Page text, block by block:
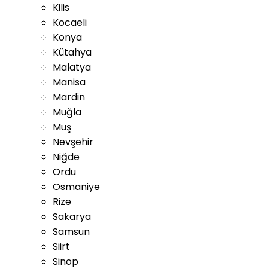
Kilis
Kocaeli
Konya
Kütahya
Malatya
Manisa
Mardin
Muğla
Muş
Nevşehir
Niğde
Ordu
Osmaniye
Rize
Sakarya
Samsun
Siirt
Sinop